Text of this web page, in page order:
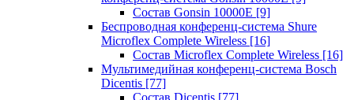
Состав Gonsin 10000E [9]
Беспроводная конференц-система Shure
Microflex Complete Wireless [16]
Состав Microflex Complete Wireless [16]
Мультимедийная конференц-система Bosch
Dicentis [77]
Состав Dicentis [77]